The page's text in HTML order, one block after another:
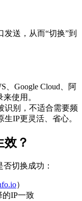
送，从而“切换”到
、Google Cloud、阿
使用。
识别，不适合需要频
IP更灵活、省心。
？
切换成功：
）
的IP一致